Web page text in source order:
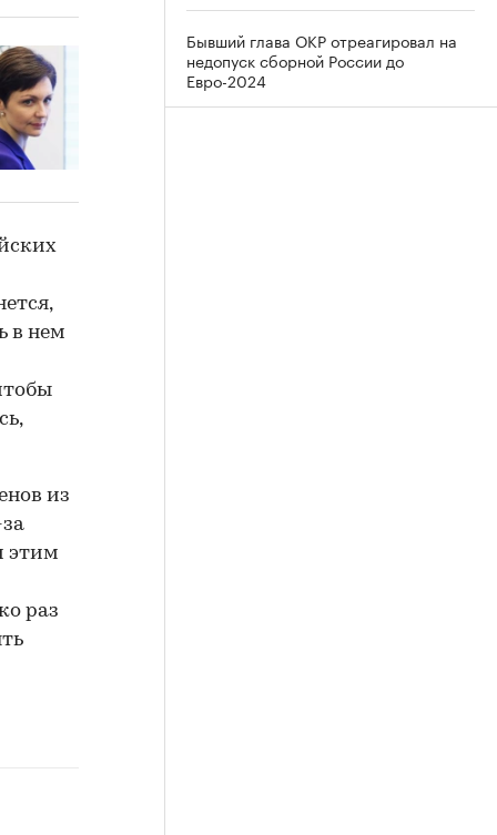
в нем
из
этим
раз
Бывший глава ОКР отреагировал на
недопуск сборной России до
Евро-2024